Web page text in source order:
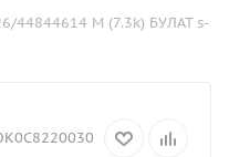
44844614 M (7.3k) БУЛАТ s-